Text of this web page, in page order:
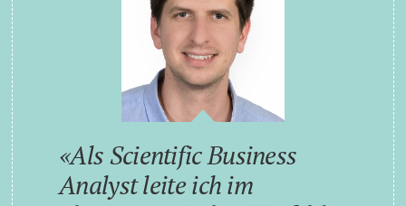
Als Scientific Business
Analyst leite ich im